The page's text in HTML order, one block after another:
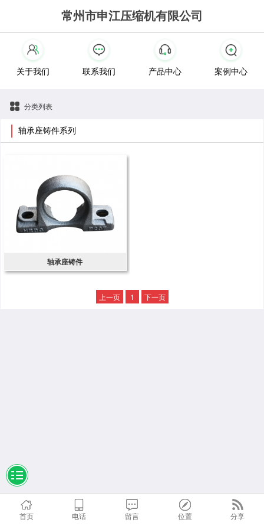
常州市申江压缩机有限公司
关于我们 联系我们 产品中心 案例中心
分类列表
轴承座铸件系列
轴承座铸件
上一页 1 下一页
首页 电话 留言 位置 分享